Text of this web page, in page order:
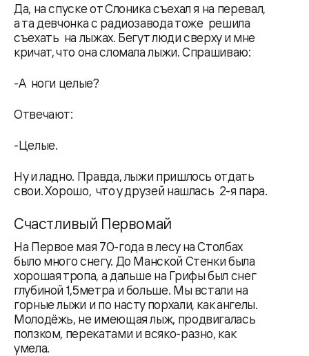
Да, на спуске от Слоника съехал я на перевал,
а та девчонка с радиозавода тоже решила
съехать на лыжах. Бегут люди сверху и мне
кричат, что она сломала лыжи. Спрашиваю:
-А ноги целые?
Отвечают:
-Целые.
Ну и ладно. Правда, лыжи пришлось отдать
свои. Хорошо, что у друзей нашлась 2-я пара.
Счастливый Первомай
На Первое мая 70-года в лесу на Столбах
было много снегу. До Манской Стенки была
хорошая тропа, а дальше на Грифы был снег
глубиной 1,5метра и больше. Мы встали на
горные лыжи и по насту порхали, как ангелы.
Молодёжь, не имеющая лыж, продвигалась
ползком, перекатами и всяко-разно, как
умела.